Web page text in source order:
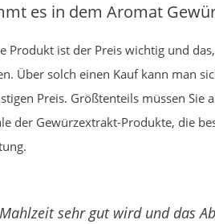
es in dem Aromat
Produkt ist der Preis wichtig und
Über solch einen Kauf kann man
Preis. Größtenteils müssen
der Gewürzextrakt-Produkte, die
sehr gut wird und das